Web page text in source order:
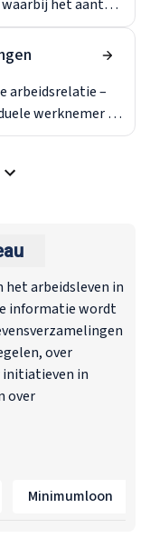
het aantal
is gegaan
en
–
geschillen op te
kunnen worden
arbeidsrelatie –
werknemer en
met
arbeidsleven in
informatie wordt
over
in
over
Minimumloon